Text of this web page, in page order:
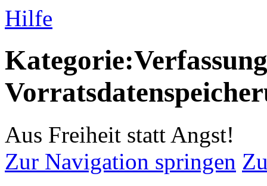
Hilfe
Aus Freiheit statt Angst!
Zur Navigation springen